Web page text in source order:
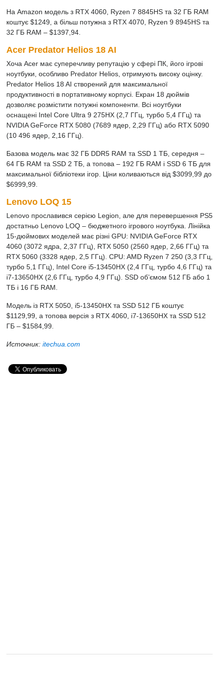
На Amazon модель з RTX 4060, Ryzen 7 8845HS та 32 ГБ RAM
коштує $1249, а більш потужна з RTX 4070, Ryzen 9 8945HS та
32 ГБ RAM – $1397,94.
Acer Predator Helios 18 AI
Хоча Acer має суперечливу репутацію у сфері ПК, його ігрові
ноутбуки, особливо Predator Helios, отримують високу оцінку.
Predator Helios 18 AI створений для максимальної
продуктивності в портативному корпусі. Екран 18 дюймів
дозволяє розмістити потужні компоненти. Всі ноутбуки
оснащені Intel Core Ultra 9 275HX (2,7 ГГц, турбо 5,4 ГГц) та
NVIDIA GeForce RTX 5080 (7689 ядер, 2,29 ГГц) або RTX 5090
(10 496 ядер, 2,16 ГГц).
Базова модель має 32 ГБ DDR5 RAM та SSD 1 ТБ, середня –
64 ГБ RAM та SSD 2 ТБ, а топова – 192 ГБ RAM і SSD 6 ТБ для
максимальної бібліотеки ігор. Ціни коливаються від $3099,99 до
$6999,99.
Lenovo LOQ 15
Lenovo прославився серією Legion, але для перевершення PS5
достатньо Lenovo LOQ – бюджетного ігрового ноутбука. Лінійка
15-дюймових моделей має різні GPU: NVIDIA GeForce RTX
4060 (3072 ядра, 2,37 ГГц), RTX 5050 (2560 ядер, 2,66 ГГц) та
RTX 5060 (3328 ядер, 2,5 ГГц). CPU: AMD Ryzen 7 250 (3,3 ГГц,
турбо 5,1 ГГц), Intel Core i5-13450HX (2,4 ГГц, турбо 4,6 ГГц) та
i7-13650HX (2,6 ГГц, турбо 4,9 ГГц). SSD об’ємом 512 ГБ або 1
ТБ і 16 ГБ RAM.
Модель із RTX 5050, i5-13450HX та SSD 512 ГБ коштує
$1129,99, а топова версія з RTX 4060, i7-13650HX та SSD 512
ГБ – $1584,99.
Источник: itechua.com